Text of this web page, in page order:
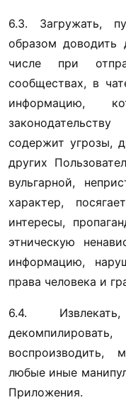
6.3. Загружать,
образом доводить
числе при
сообществах, в
информацию,
содержит угрозы,
других
вульгарной,
характер,
интересы,
этническую
информацию,
права человека и
6.4.
воспроизводить,
любые иные
Приложения.